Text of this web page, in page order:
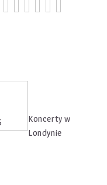
Koncerty w
Londynie